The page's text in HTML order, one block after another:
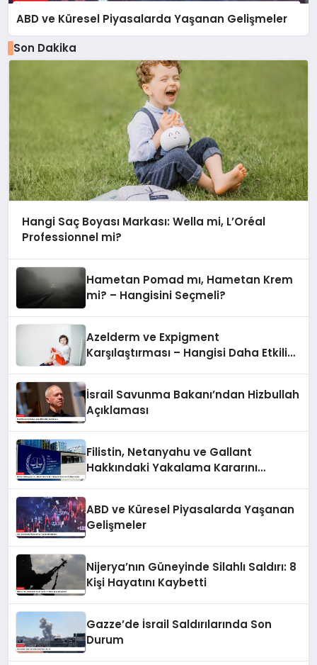
ABD ve Küresel Piyasalarda Yaşanan Gelişmeler
Son Dakika
Hangi Saç Boyası Markası: Wella mi, L’Oréal
Professionnel mi?
Hametan Pomad mı, Hametan Krem
mi? – Hangisini Seçmeli?
Azelderm ve Expigment
Karşılaştırması – Hangisi Daha Etkili
İsrail Savunma Bakanı’ndan Hizbullah
Açıklaması
Filistin, Netanyahu ve Gallant
Hakkındaki Yakalama Kararını
ABD ve Küresel Piyasalarda Yaşanan
Gelişmeler
Nijerya’nın Güneyinde Silahlı Saldırı: 8
Kişi Hayatını Kaybetti
Gazze’de İsrail Saldırılarında Son
Durum